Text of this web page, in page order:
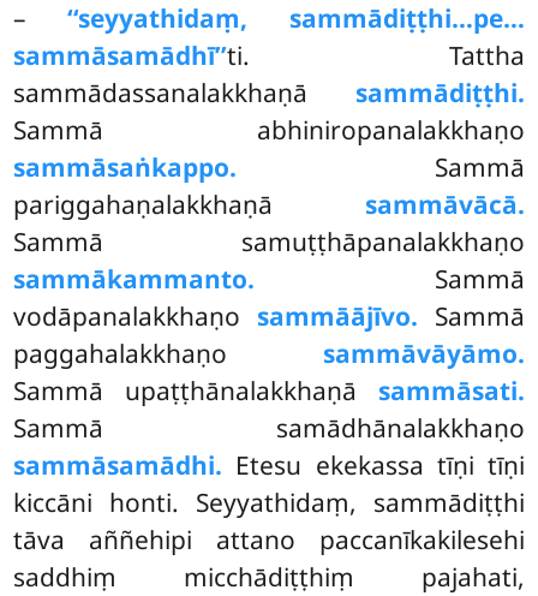
– ‘‘seyyathidaṃ, sammādiṭṭhi…pe…
sammāsamādhī’’ti. Tattha
sammādassanalakkhaṇā sammādiṭṭhi.
Sammā abhiniropanalakkhaṇo
sammāsaṅkappo. Sammā
pariggahaṇalakkhaṇā sammāvācā.
Sammā samuṭṭhāpanalakkhaṇo
sammākammanto. Sammā
vodāpanalakkhaṇo sammāājīvo. Sammā
paggahalakkhaṇo sammāvāyāmo.
Sammā upaṭṭhānalakkhaṇā sammāsati.
Sammā samādhānalakkhaṇo
sammāsamādhi. Etesu ekekassa tīṇi tīṇi
kiccāni honti. Seyyathidaṃ, sammādiṭṭhi
tāva aññehipi attano paccanīkakilesehi
saddhiṃ micchādiṭṭhiṃ pajahati,